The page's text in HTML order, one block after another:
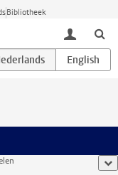
Bibliotheek
toggle